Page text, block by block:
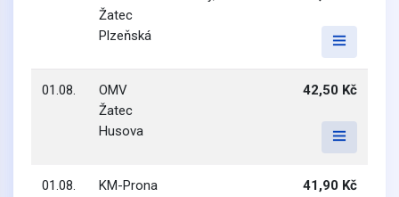
Žatec
Plzeňská
01.08.
OMV
Žatec
Husova
42,50 Kč
01.08.
KM-Prona
41,90 Kč